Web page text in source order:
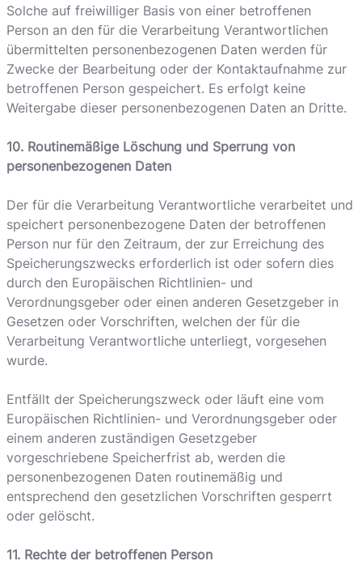
Solche auf freiwilliger Basis von einer betroffenen
Person an den für die Verarbeitung Verantwortlichen
übermittelten personenbezogenen Daten werden für
Zwecke der Bearbeitung oder der Kontaktaufnahme zur
betroffenen Person gespeichert. Es erfolgt keine
Weitergabe dieser personenbezogenen Daten an Dritte.
10. Routinemäßige Löschung und Sperrung von
personenbezogenen Daten
Der für die Verarbeitung Verantwortliche verarbeitet und
speichert personenbezogene Daten der betroffenen
Person nur für den Zeitraum, der zur Erreichung des
Speicherungszwecks erforderlich ist oder sofern dies
durch den Europäischen Richtlinien- und
Verordnungsgeber oder einen anderen Gesetzgeber in
Gesetzen oder Vorschriften, welchen der für die
Verarbeitung Verantwortliche unterliegt, vorgesehen
wurde.
Entfällt der Speicherungszweck oder läuft eine vom
Europäischen Richtlinien- und Verordnungsgeber oder
einem anderen zuständigen Gesetzgeber
vorgeschriebene Speicherfrist ab, werden die
personenbezogenen Daten routinemäßig und
entsprechend den gesetzlichen Vorschriften gesperrt
oder gelöscht.
11. Rechte der betroffenen Person